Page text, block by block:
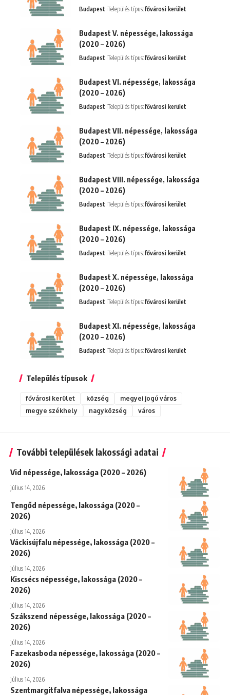
Budapest Település típus:fővárosi kerület
Budapest V. népessége, lakossága
(2020 – 2026)
Budapest Település típus:fővárosi kerület
Budapest VI. népessége, lakossága
(2020 – 2026)
Budapest Település típus:fővárosi kerület
Budapest VII. népessége, lakossága
(2020 – 2026)
Budapest Település típus:fővárosi kerület
Budapest VIII. népessége, lakossága
(2020 – 2026)
Budapest Település típus:fővárosi kerület
Budapest IX. népessége, lakossága
(2020 – 2026)
Budapest Település típus:fővárosi kerület
Budapest X. népessége, lakossága
(2020 – 2026)
Budapest Település típus:fővárosi kerület
Budapest XI. népessége, lakossága
(2020 – 2026)
Budapest Település típus:fővárosi kerület
Település típusok
fővárosi kerület község
megyei jogú város
megye székhely
nagyközség város
További települések lakossági adatai
Vid népessége, lakossága (2020 – 2026)
július 14, 2026
Tengőd népessége, lakossága (2020 –
2026)
július 14, 2026
Váckisújfalu népessége, lakossága (2020 –
2026)
július 14, 2026
Kiscsécs népessége, lakossága (2020 –
2026)
július 14, 2026
Szákszend népessége, lakossága (2020 –
2026)
július 14, 2026
Fazekasboda népessége, lakossága (2020 –
2026)
július 14, 2026
Szentmargitfalva népessége, lakossága